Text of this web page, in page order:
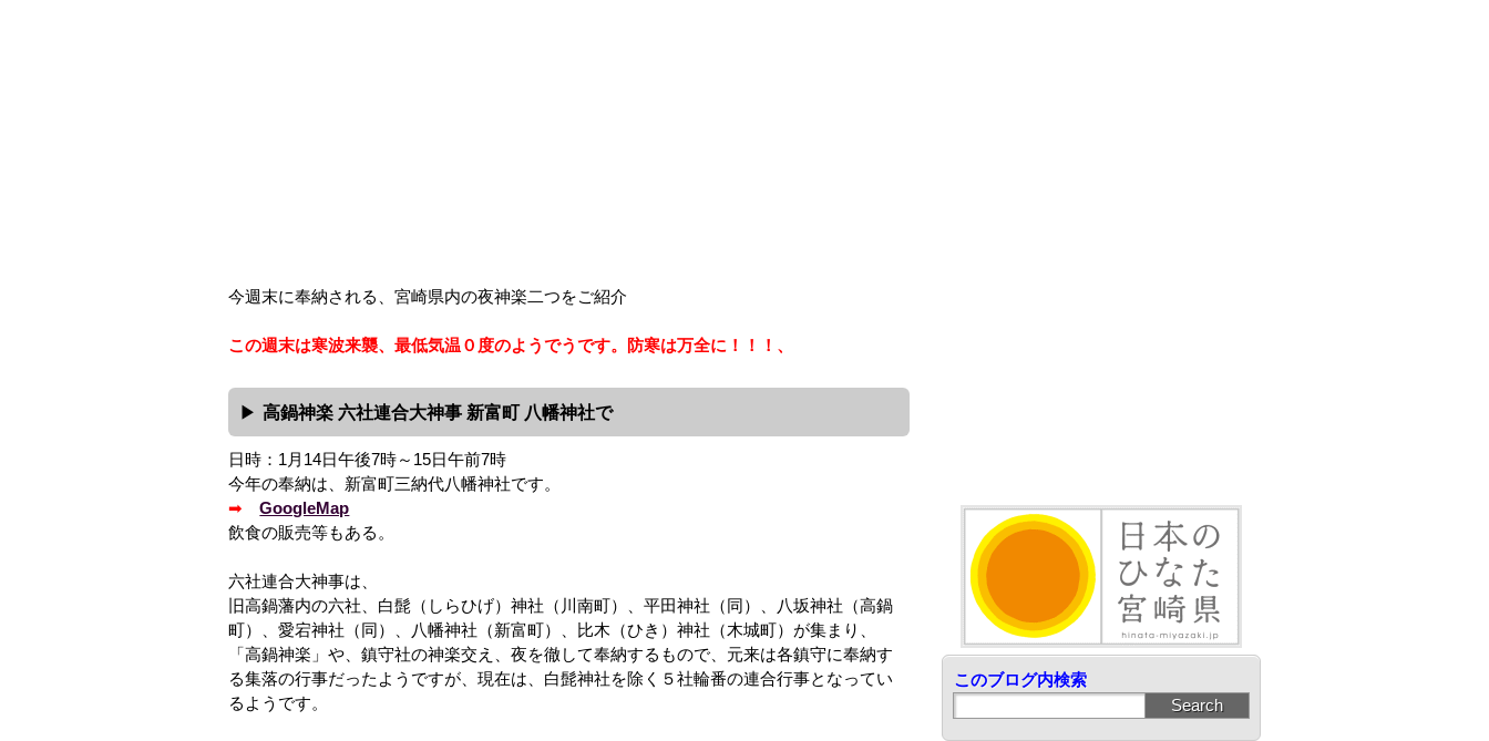
今週末に奉納される、宮崎県内の夜神楽二つをご紹介
この週末は寒波来襲、最低気温０度のようでうです。防寒は万全に！！！、
高鍋神楽 六社連合大神事 新富町 八幡神社で
日時：1月14日午後7時～15日午前7時
今年の奉納は、新富町三納代八幡神社です。
➡
GoogleMap
飲食の販売等もある。
六社連合大神事は、
旧高鍋藩内の六社、白髭（しらひげ）神社（川南町）、平田神社（同）、八坂神社（高鍋
町）、愛宕神社（同）、八幡神社（新富町）、比木（ひき）神社（木城町）が集まり、
「高鍋神楽」や、鎮守社の神楽交え、夜を徹して奉納するもので、元来は各鎮守に奉納す
る集落の行事だったようですが、現在は、白髭神社を除く５社輪番の連合行事となってい
るようです。
このブログ内検索